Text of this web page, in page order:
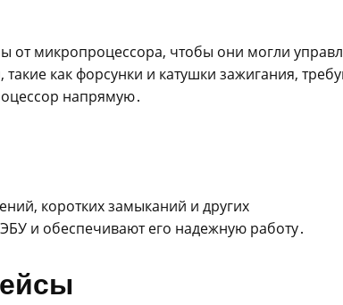
от микропроцессора, чтобы они могли
как форсунки и катушки зажигания,
напрямую․
коротких замыканий и других
и обеспечивают его надежную работу․